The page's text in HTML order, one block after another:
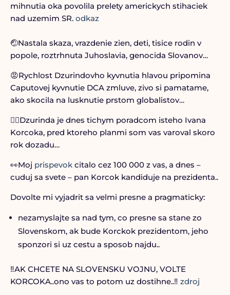
mihnutia oka povolila prelety americkych stihaciek
nad uzemim SR. odkaz
🤕Nastala skaza, vrazdenie zien, deti, tisice rodin v
popole, roztrhnuta Juhoslavia, genocida Slovanov…
😡Rychlost Dzurindovho kyvnutia hlavou pripomina
Caputovej kyvnutie DCA zmluve, zivo si pamatame,
ako skocila na lusknutie prstom globalistov…
☝🏻Dzurinda je dnes tichym poradcom isteho Ivana
Korcoka, pred ktoreho planmi som vas varoval skoro
rok dozadu…
👀Moj prispevokcitalo cez 100 000 z vas, a dnes –
cuduj sa svete – pan Korcok kandiduje na prezidenta..
Dovolte mi vyjadrit sa velmi presne a pragmaticky:
nezamyslajte sa nad tym, co presne sa stane zo
Slovenskom, ak bude Korckok prezidentom, jeho
sponzori si uz cestu a sposob najdu..
‼️AK CHCETE NA SLOVENSKU VOJNU, VOLTE
KORCOKA..ono vas to potom uz dostihne..‼️ zdroj